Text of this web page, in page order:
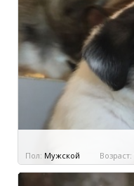
Пол: Мужской Возраст: